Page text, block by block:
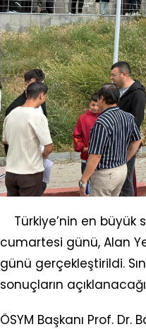
Türkiye’nin en büyük
cumartesi günü, Alan
günü gerçekleştirildi.
sonuçların
ÖSYM Başkanı Prof. Dr.